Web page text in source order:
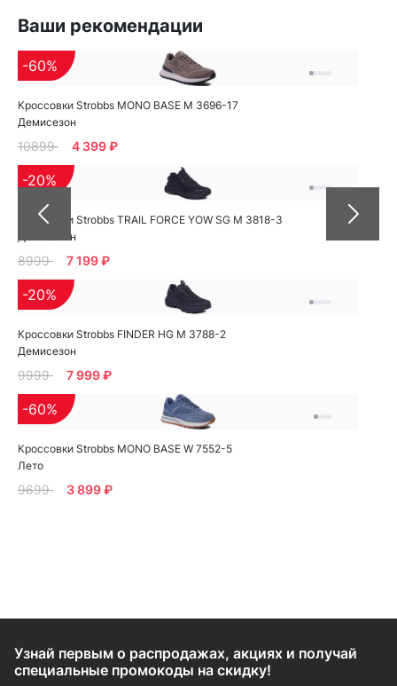
Ваши рекомендации
Кроссовки Strobbs MONO BASE M 3696-17
Демисезон
-60%
10899 4 399 ₽
Кроссовки Strobbs TRAIL FORCE YOW SG M 3818-3
Демисезон
-20%
8999 7 199 ₽
Кроссовки Strobbs FINDER HG M 3788-2
Демисезон
-20%
9999 7 999 ₽
Кроссовки Strobbs MONO BASE W 7552-5
Лето
-60%
9699 3 899 ₽
Узнай первым о распродажах, акциях и получай
специальные промокоды на скидку!